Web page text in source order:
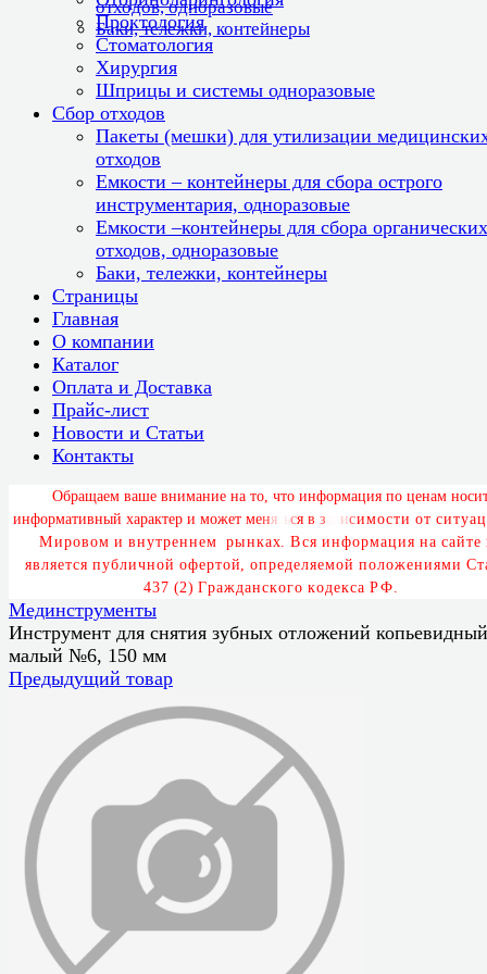
отходов, одноразовые
Баки, тележки, контейнеры
Проктология
Стоматология
Хирургия
Шприцы и системы одноразовые
Сбор отходов
Пакеты (мешки) для утилизации
отходов
Емкости – контейнеры для сбора острого
инструментария, одноразовые
Емкости –контейнеры для сбора органических
отходов, одноразовые
Баки, тележки, контейнеры
Страницы
Главная
О компании
Каталог
Оплата и Доставка
Прайс-лист
Новости и Статьи
Контакты
Обращаем ваше внимание на то, что информация по ценам носи
информативный характер и может меня т ься в з висимости от ситуац
Мировом и внутреннем рынках. Вся информация на сайте
является публичной офертой, определяемой положениями Ст
437 (2) Гражданского кодекса РФ.
Мединструменты
Инструмент для снятия зубных отложений копьевидный
малый №6, 150 мм
Предыдущий товар